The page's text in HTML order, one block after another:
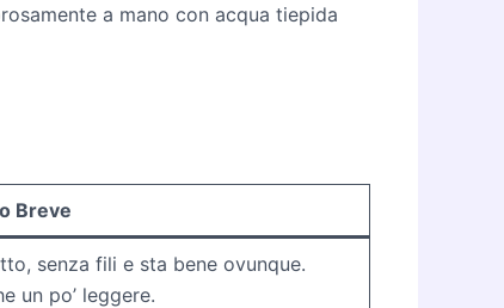
a mano con acqua tiepida
Breve
senza fili e sta bene ovunque.
un po’ leggere.